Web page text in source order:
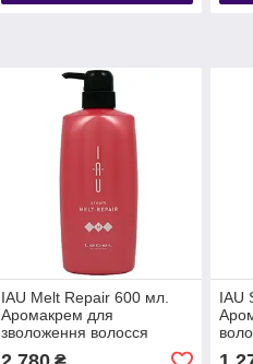
IAU Melt Repair 600 мл.
Аромакрем для
зволоження волосся
IAU